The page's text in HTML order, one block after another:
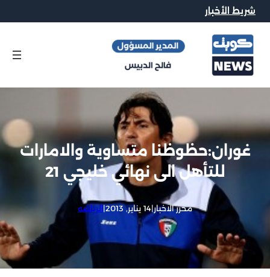
شريط الأخبار
غوران:حظوظنا متساوية والامارات
للتأهل الى نهائي خليجي 21
محرر الاخبار|14 يناير, 2013 |الرياضه